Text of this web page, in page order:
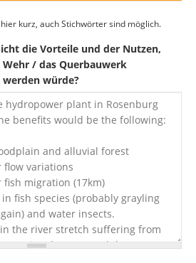
kurz, auch Stichwörter sind möglich.
die Vorteile und der Nutzen,
/ das Querbauwerk
würde?